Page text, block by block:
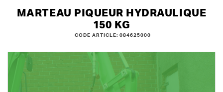
MARTEAU PIQUEUR HYDRAULIQUE
150 KG
CODE ARTICLE: 084625000